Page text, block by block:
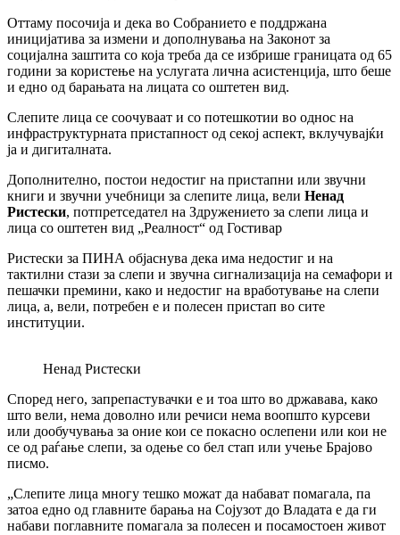
Оттаму посочија и дека во Собранието е поддржана
иницијатива за измени и дополнувања на Законот за
социјална заштита со која треба да се избрише границата од 65
години за користење на услугата лична асистенција, што беше
и едно од барањата на лицата со оштетен вид.
Слепите лица се соочуваат и со потешкотии во однос на
инфраструктурната пристапност од секој аспект, вклучувајќи
ја и дигиталната.
Дополнително, постои недостиг на пристапни или звучни
книги и звучни учебници за слепите лица, вели Ненад
Ристески, потпретседател на Здружението за слепи лица и
лица со оштетен вид „Реалност“ од Гостивар
Ристески за ПИНА објаснува дека има недостиг и на
тактилни стази за слепи и звучна сигнализација на семафори и
пешачки премини, како и недостиг на вработување на слепи
лица, а, вели, потребен е и полесен пристап во сите
институции.
Ненад Ристески
Според него, запрепастувачки е и тоа што во државава, како
што вели, нема доволно или речиси нема воопшто курсеви
или дообучувања за оние кои се покасно ослепени или кои не
се од раѓање слепи, за одење со бел стап или учење Брајово
писмо.
„Слепите лица многу тешко можат да набават помагала, па
затоа едно од главните барања на Сојузот до Владата е да ги
набави поглавните помагала за полесен и посамостоен живот